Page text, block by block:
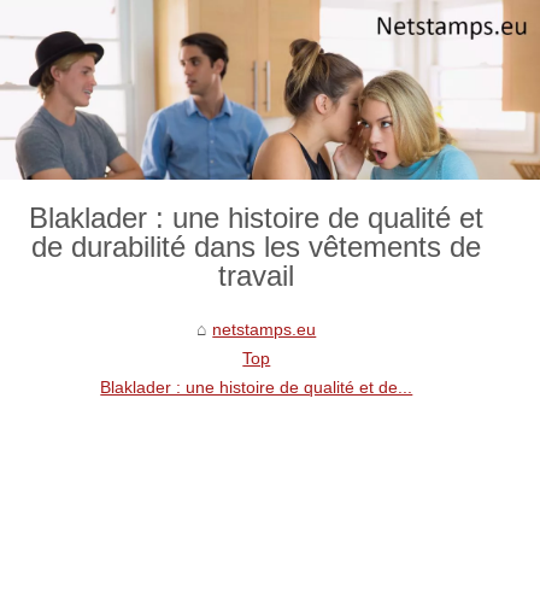
Blaklader : une histoire de qualité et
de durabilité dans les vêtements de
travail
netstamps.eu
Top
Blaklader : une histoire de qualité et de...